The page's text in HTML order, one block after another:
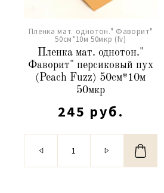
Пленка мат. однотон." Фаворит"
50см*10м 50мкр (fv)
Пленка мат. однотон."
Фаворит" персиковый пух
(Peach Fuzz) 50см*10м
50мкр
245 руб.